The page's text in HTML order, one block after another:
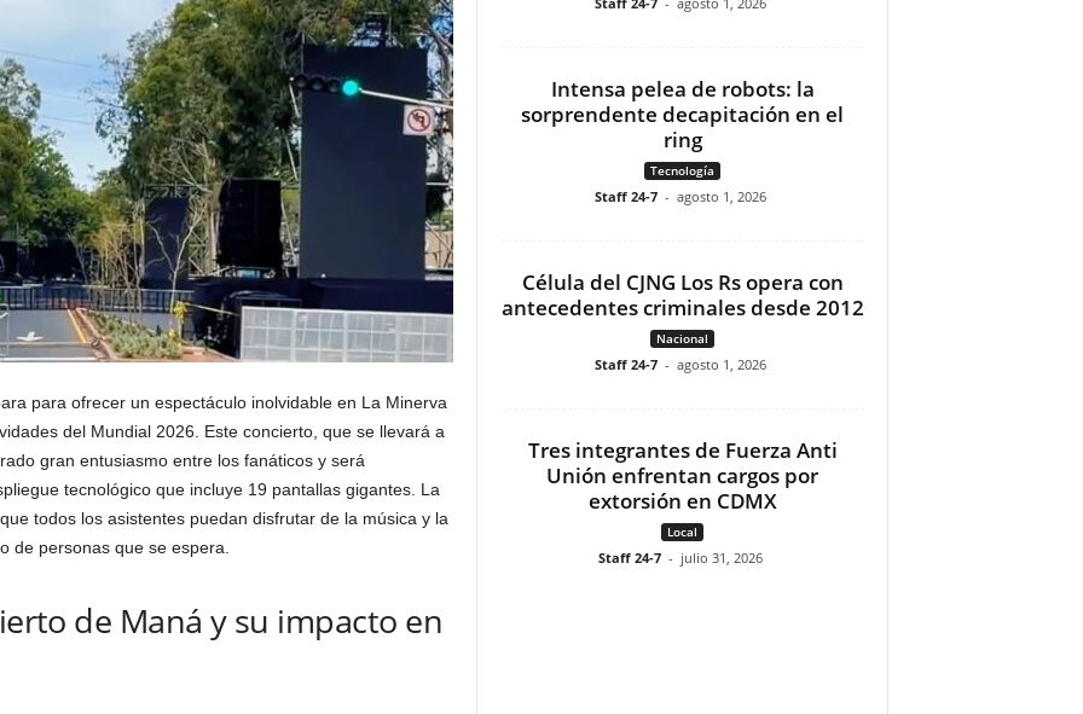
para ofrecer un espectáculo inolvidable en La Minerva
del Mundial 2026. Este concierto, que se llevará a
gran entusiasmo entre los fanáticos y será
tecnológico que incluye 19 pantallas gigantes. La
todos los asistentes puedan disfrutar de la música y la
de personas que se espera.
de Maná y su impacto en
Intensa pelea de robots: la
sorprendente decapitación en el
ring
Tecnología
Staff 24-7 - agosto 1, 2026
Célula del CJNG Los Rs opera con
antecedentes criminales desde 2012
Nacional
Staff 24-7 - agosto 1, 2026
Tres integrantes de Fuerza Anti
Unión enfrentan cargos por
extorsión en CDMX
Local
Staff 24-7 - julio 31, 2026